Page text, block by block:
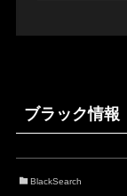
ブラック情報
BlackSearch